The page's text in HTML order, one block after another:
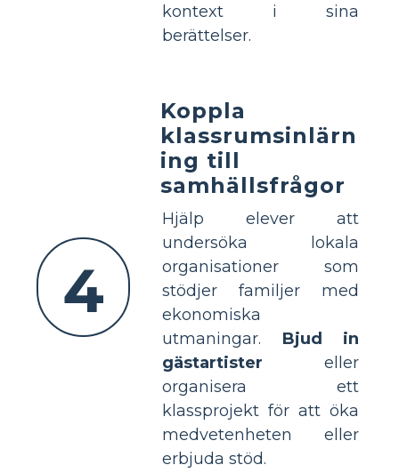
kontext i sina
berättelser.
4
Koppla
klassrumsinlärn
ing till
samhällsfrågor
Hjälp elever att
undersöka lokala
organisationer som
stödjer familjer med
ekonomiska
utmaningar. Bjud in
gästartister eller
organisera ett
klassprojekt för att öka
medvetenheten eller
erbjuda stöd.